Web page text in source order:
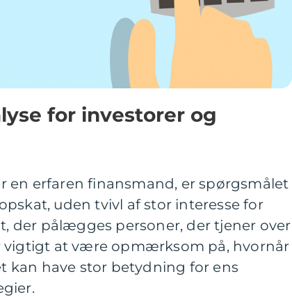
for investorer og
en erfaren finansmand, er spørgsmålet
uden tvivl af stor interesse for
der pålægges personer, der tjener over
at være opmærksom på, hvornår
kan have stor betydning for ens